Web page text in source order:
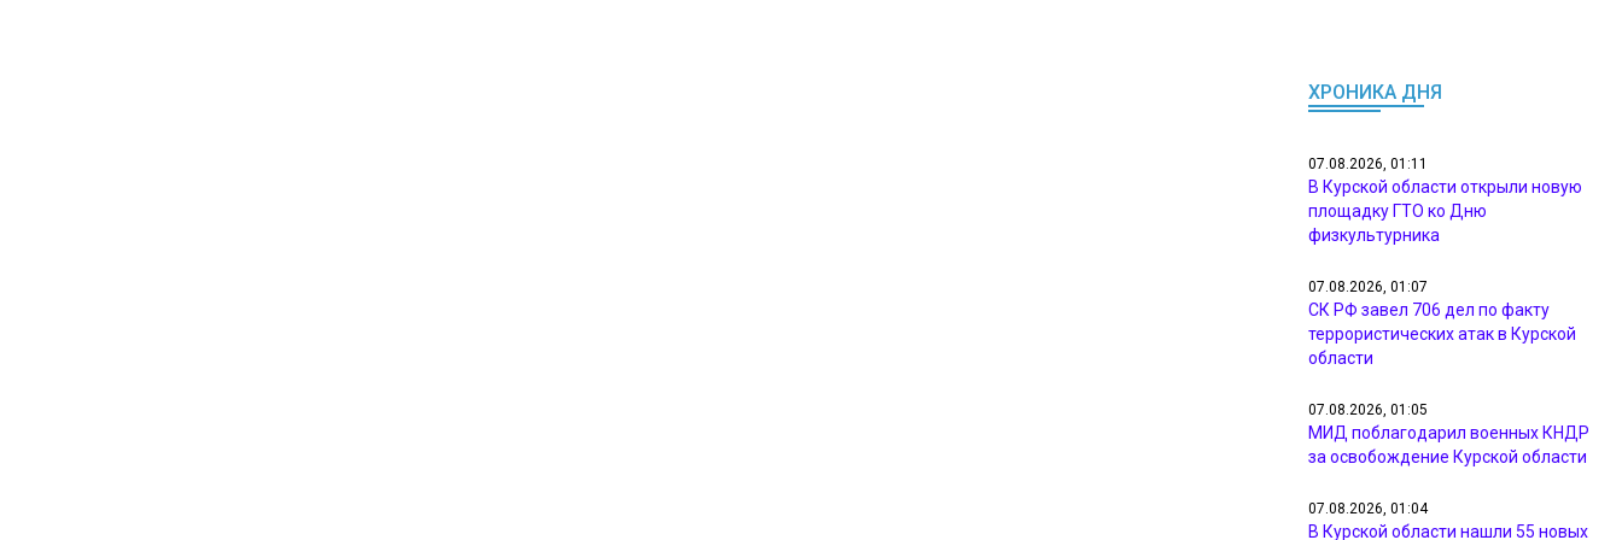
ХРОНИКА ДНЯ
07.08.2026, 01:11
В Курской области открыли новую
площадку ГТО ко Дню
физкультурника
07.08.2026, 01:07
СК РФ завел 706 дел по факту
террористических атак в Курской
области
07.08.2026, 01:05
МИД поблагодарил военных КНДР
за освобождение Курской области
07.08.2026, 01:04
В Курской области нашли 55 новых